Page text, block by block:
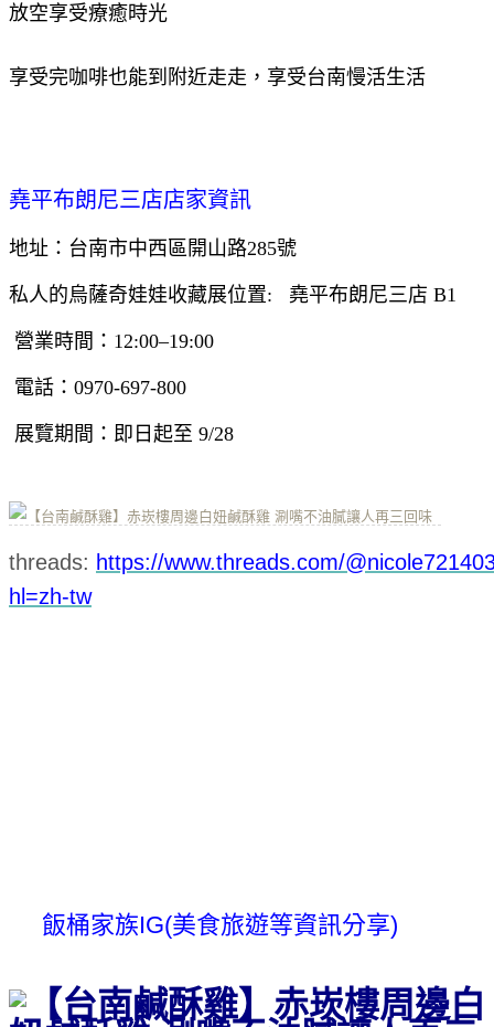
放空享受療癒時光
享受完咖啡也能到附近走走，享受台南慢活生活
堯平布朗尼三店店家資訊
地址：台南市中西區開山路285號
私人的烏薩奇娃娃收藏展位置: 堯平布朗尼三店 B1
營業時間：12:00–19:00
電話：0970-697-800
展覽期間：即日起至 9/28
threads: https://www.threads.com/
hl=zh-tw
飯桶家族IG(美食旅遊等資訊分享)